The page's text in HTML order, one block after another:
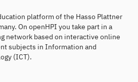
platform of the Hasso Plattner
On openHPI you take part in a
network based on interactive online
subjects in Information and
(ICT).